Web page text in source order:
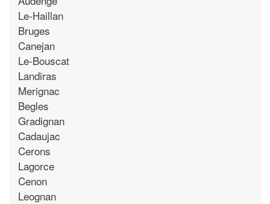
Le-Haillan
Bruges
Canejan
Le-Bouscat
Landiras
Merignac
Begles
Gradignan
Cadaujac
Cerons
Lagorce
Cenon
Leognan